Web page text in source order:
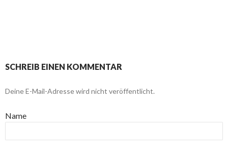
SCHREIB EINEN KOMMENTAR
Deine E-Mail-Adresse wird nicht veröffentlicht.
Name